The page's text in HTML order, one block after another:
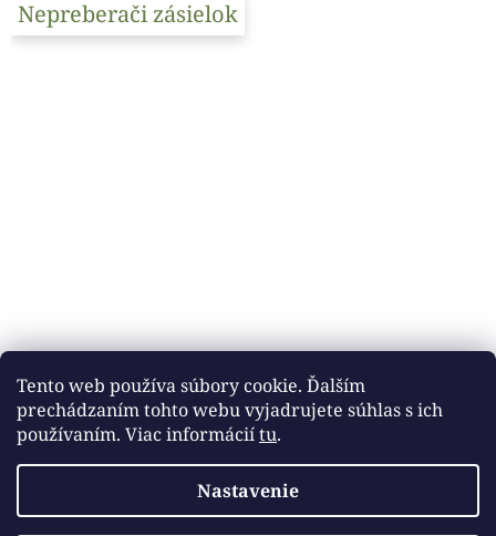
Tento web používa súbory cookie. Ďalším
prechádzaním tohto webu vyjadrujete súhlas s ich
používaním. Viac informáciítu.
Nastavenie
Nepreberači zásielok
Vytvoril Shoptet